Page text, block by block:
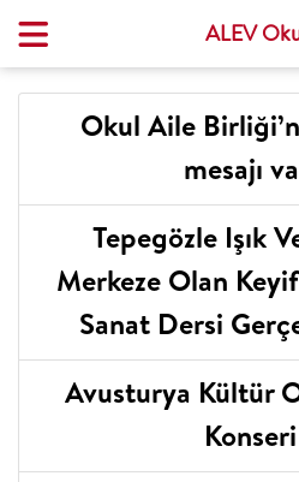
ALEV
Tüm
Okul Aile
mesajı
Tepegözle Işık
Merkeze Olan
Sanat Dersi
Avusturya Kültür
Konseri